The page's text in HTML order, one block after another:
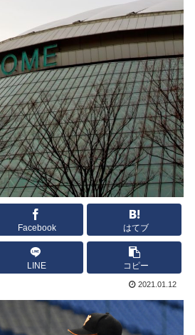
Facebook はてブ
LINE コピー
2021.01.12